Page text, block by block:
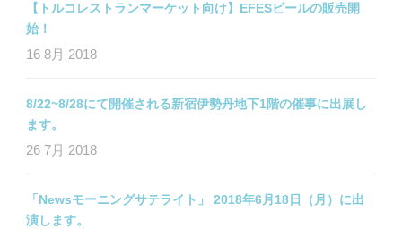
【トルコレストランマーケット向け】EFESビールの販売開
始！
16 8月 2018
8/22~8/28にて開催される新宿伊勢丹地下1階の催事に出展し
ます。
26 7月 2018
「Newsモーニングサテライト」 2018年6月18日（月）に出
演します。